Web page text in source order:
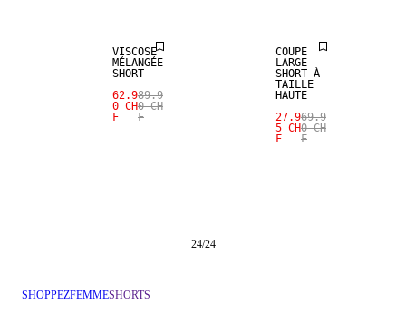
VISCOSE
MÉLANGÉE
SHORT
62.9
0 CH
F
89.9
0 CH
F
COUPE
LARGE
SHORT À
TAILLE
HAUTE
27.9
5 CH
F
69.9
0 CH
F
24/24
SHOPPEZFEMMESHORTS